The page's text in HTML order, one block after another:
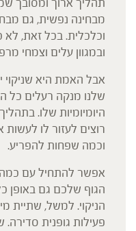
תהליך ארוך ומסובך
מבחינה נפשית, גם
וכלכלית. בכל זאת, לא
ובמגוון עלים וצמחי
אבל האמת היא שניקוי
שלנו מנקה רעלים כל
היומיומיות שלו.
רוצים לעזור לו
וכמה שפחות להפריע.
אפשר להתחיל עם כמה
הגוף שלכם גם באופן
הניקוי. למשל, שתיית
פעילות גופנית